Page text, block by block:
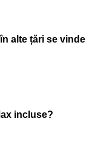
alte țări se vinde
incluse?